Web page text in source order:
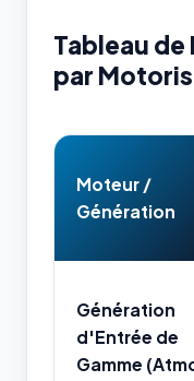
Tableau
par
Moteur /
Génération
Génération
d'Entrée de
Gamme